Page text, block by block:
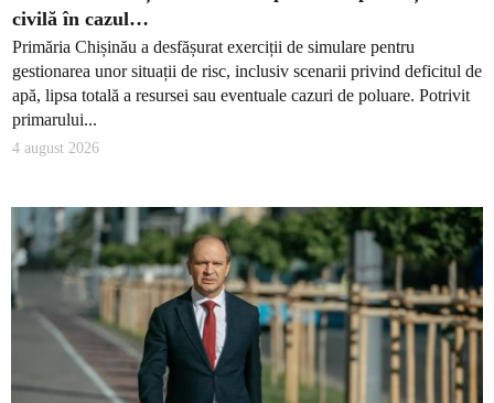
civilă în cazul…
Primăria Chișinău a desfășurat exerciții de simulare pentru
gestionarea unor situații de risc, inclusiv scenarii privind deficitul de
apă, lipsa totală a resursei sau eventuale cazuri de poluare. Potrivit
primarului...
4 august 2026